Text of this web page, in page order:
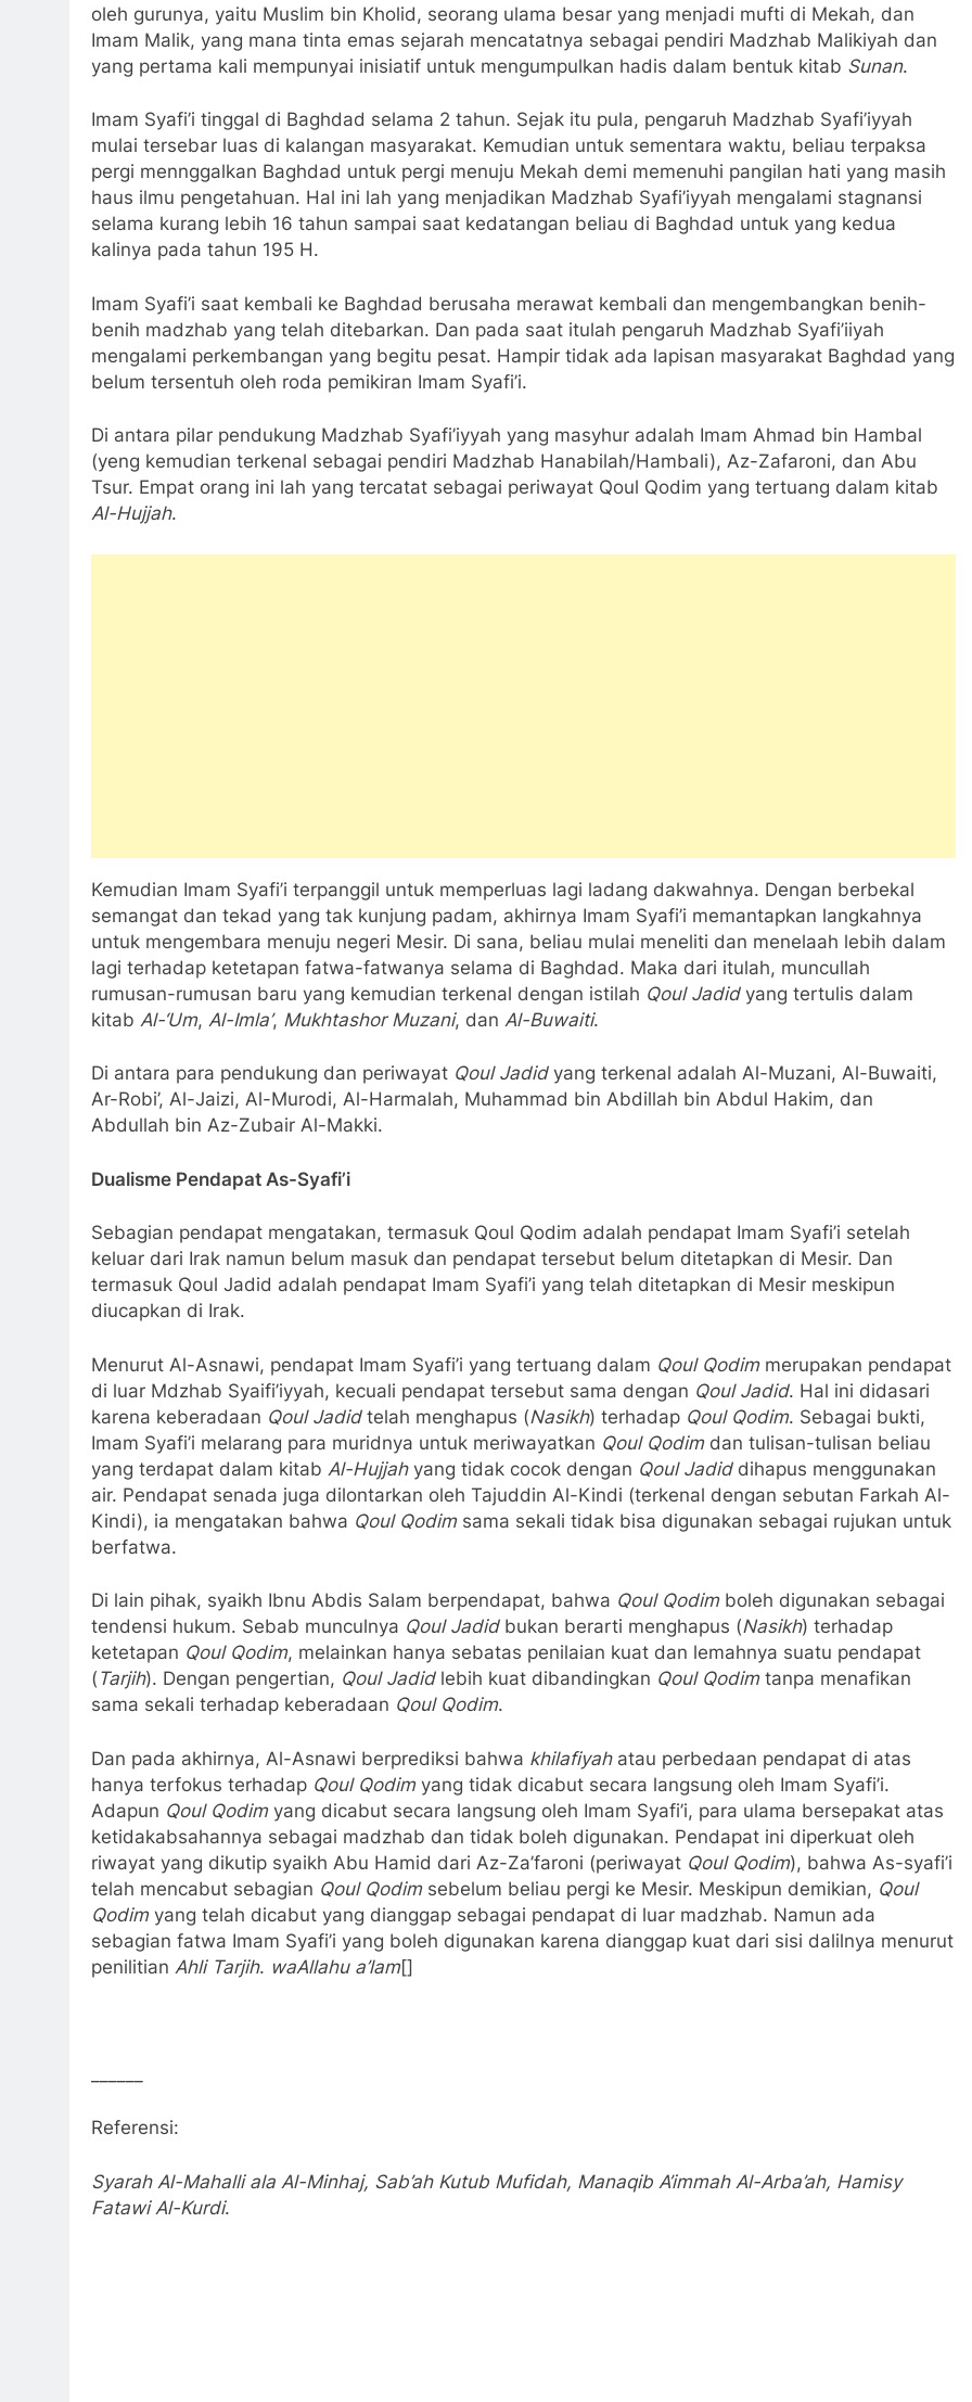
oleh gurunya, yaitu Muslim bin Kholid, seorang ulama besar yang menjadi mufti di Mekah, dan
Imam Malik, yang mana tinta emas sejarah mencatatnya sebagai pendiri Madzhab Malikiyah dan
yang pertama kali mempunyai inisiatif untuk mengumpulkan hadis dalam bentuk kitab Sunan.
Imam Syafi’i tinggal di Baghdad selama 2 tahun. Sejak itu pula, pengaruh Madzhab Syafi’iyyah
mulai tersebar luas di kalangan masyarakat. Kemudian untuk sementara waktu, beliau terpaksa
pergi mennggalkan Baghdad untuk pergi menuju Mekah demi memenuhi pangilan hati yang masih
haus ilmu pengetahuan. Hal ini lah yang menjadikan Madzhab Syafi’iyyah mengalami stagnansi
selama kurang lebih 16 tahun sampai saat kedatangan beliau di Baghdad untuk yang kedua
kalinya pada tahun 195 H.
Imam Syafi’i saat kembali ke Baghdad berusaha merawat kembali dan mengembangkan benih-
benih madzhab yang telah ditebarkan. Dan pada saat itulah pengaruh Madzhab Syafi’iiyah
mengalami perkembangan yang begitu pesat. Hampir tidak ada lapisan masyarakat Baghdad yang
belum tersentuh oleh roda pemikiran Imam Syafi’i.
Di antara pilar pendukung Madzhab Syafi’iyyah yang masyhur adalah Imam Ahmad bin Hambal
(yeng kemudian terkenal sebagai pendiri Madzhab Hanabilah/Hambali), Az-Zafaroni, dan Abu
Tsur. Empat orang ini lah yang tercatat sebagai periwayat Qoul Qodim yang tertuang dalam kitab
Al-Hujjah.
Kemudian Imam Syafi’i terpanggil untuk memperluas lagi ladang dakwahnya. Dengan berbekal
semangat dan tekad yang tak kunjung padam, akhirnya Imam Syafi’i memantapkan langkahnya
untuk mengembara menuju negeri Mesir. Di sana, beliau mulai meneliti dan menelaah lebih dalam
lagi terhadap ketetapan fatwa-fatwanya selama di Baghdad. Maka dari itulah, muncullah
rumusan-rumusan baru yang kemudian terkenal dengan istilah Qoul Jadidyang tertulis dalam
kitab Al-‘Um, Al-Imla’, Mukhtashor Muzani, dan Al-Buwaiti.
Di antara para pendukung dan periwayat Qoul Jadidyang terkenal adalah Al-Muzani, Al-Buwaiti,
Ar-Robi’, Al-Jaizi, Al-Murodi, Al-Harmalah, Muhammad bin Abdillah bin Abdul Hakim, dan
Abdullah bin Az-Zubair Al-Makki.
Dualisme Pendapat As-Syafi’i
Sebagian pendapat mengatakan, termasuk Qoul Qodim adalah pendapat Imam Syafi’i setelah
keluar dari Irak namun belum masuk dan pendapat tersebut belum ditetapkan di Mesir. Dan
termasuk Qoul Jadid adalah pendapat Imam Syafi’i yang telah ditetapkan di Mesir meskipun
diucapkan di Irak.
Menurut Al-Asnawi, pendapat Imam Syafi’i yang tertuang dalam Qoul Qodimmerupakan pendapat
di luar Mdzhab Syaifi’iyyah, kecuali pendapat tersebut sama dengan Qoul Jadid. Hal ini didasari
karena keberadaan Qoul Jadidtelah menghapus (Nasikh) terhadap Qoul Qodim. Sebagai bukti,
Imam Syafi’i melarang para muridnya untuk meriwayatkan Qoul Qodimdan tulisan-tulisan beliau
yang terdapat dalam kitab Al-Hujjahyang tidak cocok dengan Qoul Jadiddihapus menggunakan
air. Pendapat senada juga dilontarkan oleh Tajuddin Al-Kindi (terkenal dengan sebutan Farkah Al-
Kindi), ia mengatakan bahwa Qoul Qodimsama sekali tidak bisa digunakan sebagai rujukan untuk
berfatwa.
Di lain pihak, syaikh Ibnu Abdis Salam berpendapat, bahwa Qoul Qodimboleh digunakan sebagai
tendensi hukum. Sebab munculnya Qoul Jadidbukan berarti menghapus (Nasikh) terhadap
ketetapan Qoul Qodim, melainkan hanya sebatas penilaian kuat dan lemahnya suatu pendapat
( Tarjih). Dengan pengertian, Qoul Jadidlebih kuat dibandingkan Qoul Qodimtanpa menafikan
sama sekali terhadap keberadaan Qoul Qodim.
Dan pada akhirnya, Al-Asnawi berprediksi bahwa khilafiyahatau perbedaan pendapat di atas
hanya terfokus terhadap Qoul Qodimyang tidak dicabut secara langsung oleh Imam Syafi’i.
Adapun Qoul Qodimyang dicabut secara langsung oleh Imam Syafi’i, para ulama bersepakat atas
ketidakabsahannya sebagai madzhab dan tidak boleh digunakan. Pendapat ini diperkuat oleh
riwayat yang dikutip syaikh Abu Hamid dari Az-Za’faroni (periwayat Qoul Qodim), bahwa As-syafi’i
telah mencabut sebagian Qoul Qodimsebelum beliau pergi ke Mesir. Meskipun demikian, Qoul
Qodimyang telah dicabut yang dianggap sebagai pendapat di luar madzhab. Namun ada
sebagian fatwa Imam Syafi’i yang boleh digunakan karena dianggap kuat dari sisi dalilnya menurut
penilitian Ahli Tarjih. waAllahu a’lam[]
Referensi:
Syarah Al-Mahalli ala Al-Minhaj, Sab’ah Kutub Mufidah, Manaqib A’immah Al-Arba’ah, Hamisy
Fatawi Al-Kurdi.